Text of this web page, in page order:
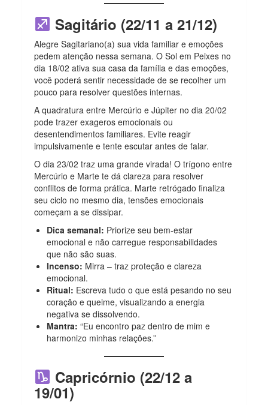
Sagitário (22/11 a 21/12)
Alegre Sagitariano(a) sua vida familiar e emoções
pedem atenção nessa semana. O Sol em Peixes no
dia 18/02 ativa sua casa da família e das emoções,
você poderá sentir necessidade de se recolher um
pouco para resolver questões internas.
A quadratura entre Mercúrio e Júpiter no dia 20/02
pode trazer exageros emocionais ou
desentendimentos familiares. Evite reagir
impulsivamente e tente escutar antes de falar.
O dia 23/02 traz uma grande virada! O trígono entre
Mercúrio e Marte te dá clareza para resolver
conflitos de forma prática. Marte retrógado finaliza
seu ciclo no mesmo dia, tensões emocionais
começam a se dissipar.
Dica semanal: Priorize seu bem-estar
emocional e não carregue responsabilidades
que não são suas.
Incenso: Mirra – traz proteção e clareza
emocional.
Ritual: Escreva tudo o que está pesando no seu
coração e queime, visualizando a energia
negativa se dissolvendo.
Mantra: “Eu encontro paz dentro de mim e
harmonizo minhas relações.”
Capricórnio (22/12 a
19/01)